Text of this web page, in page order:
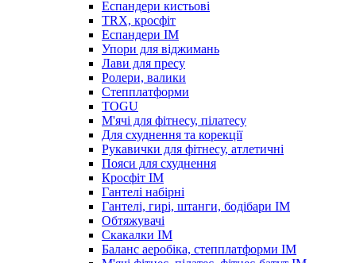
Еспандери кистьові
TRX, кросфіт
Еспандери IM
Упори для віджимань
Лави для пресу
Ролери, валики
Степплатформи
TOGU
М'ячі для фітнесу, пілатесу
Для схуднення та корекції
Рукавички для фітнесу, атлетичні
Пояси для схуднення
Кросфіт IM
Гантелі набірні
Гантелі, гирі, штанги, бодібари IM
Обтяжувачі
Скакалки IM
Баланс аеробіка, степплатформи IM